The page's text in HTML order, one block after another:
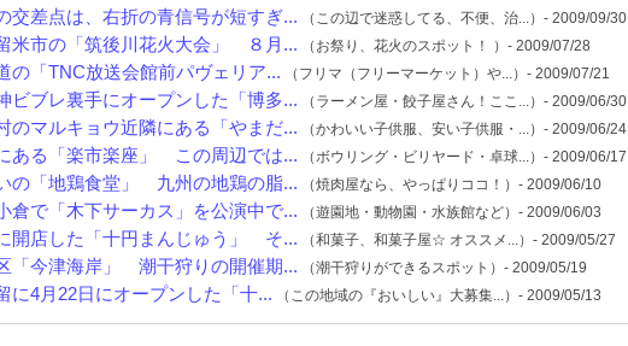
交差点は、右折の青信号が短すぎ... （この辺で迷惑してる、不便、治...）- 2009/09/30
米市の「筑後川花火大会」 ８月... （お祭り、花火のスポット！ ）- 2009/07/28
の「TNC放送会館前パヴェリア... （フリマ（フリーマーケット）や...）- 2009/07/21
ビブレ裏手にオープンした「博多... （ラーメン屋・餃子屋さん！ここ...）- 2009/06/30
のマルキョウ近隣にある「やまだ... （かわいい子供服、安い子供服・...）- 2009/06/24
ある「楽市楽座」 この周辺では... （ボウリング・ビリヤード・卓球...）- 2009/06/17
の「地鶏食堂」 九州の地鶏の脂... （焼肉屋なら、やっぱりココ！）- 2009/06/10
倉で「木下サーカス」を公演中で... （遊園地・動物園・水族館など）- 2009/06/03
開店した「十円まんじゅう」 そ... （和菓子、和菓子屋☆ オススメ...）- 2009/05/27
「今津海岸」 潮干狩りの開催期... （潮干狩りができるスポット）- 2009/05/19
に4月22日にオープンした「十... （この地域の『おいしい』大募集...）- 2009/05/13